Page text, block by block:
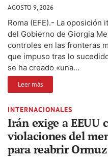
AGOSTO 9, 2026
Roma (EFE).- La oposición
del Gobierno de Giorgia
controles en las fronteras
que impuso tras lo
se ha creado «una...
Leer más
INTERNACIONALES
Irán exige a EEUU
violaciones del
para reabrir Ormuz